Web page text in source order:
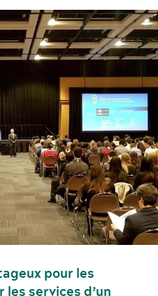
pour les
services d’un